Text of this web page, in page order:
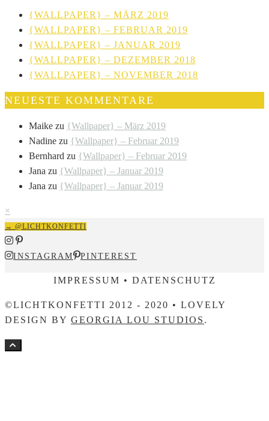
{WALLPAPER} – MÄRZ 2019
{WALLPAPER} – FEBRUAR 2019
{WALLPAPER} – JANUAR 2019
{WALLPAPER} – DEZEMBER 2018
{WALLPAPER} – NOVEMBER 2018
NEUESTE KOMMENTARE
Maike zu {Wallpaper} – März 2019
Nadine zu {Wallpaper} – Februar 2019
Bernhard zu {Wallpaper} – Februar 2019
Jana zu {Wallpaper} – Januar 2019
Jana zu {Wallpaper} – Januar 2019
×
→ @LICHTKONFETTI
INSTAGRAM PINTEREST
IMPRESSUM • DATENSCHUTZ
©LICHTKONFETTI 2012 - 2020 • LOVELY
DESIGN BY GEORGIA LOU STUDIOS .